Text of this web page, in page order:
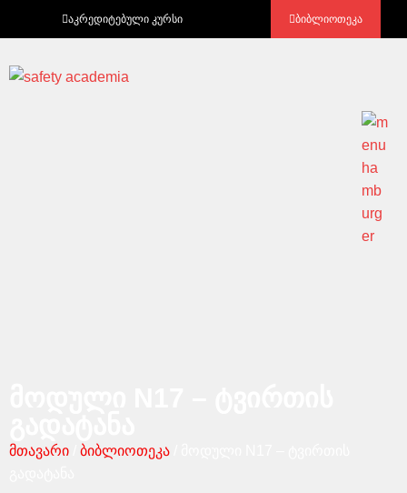
აკრედიტებული კურსი ბიბლიოთეკა
მთავარი ბიბლიოთეკა